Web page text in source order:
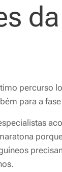
percurso
para a